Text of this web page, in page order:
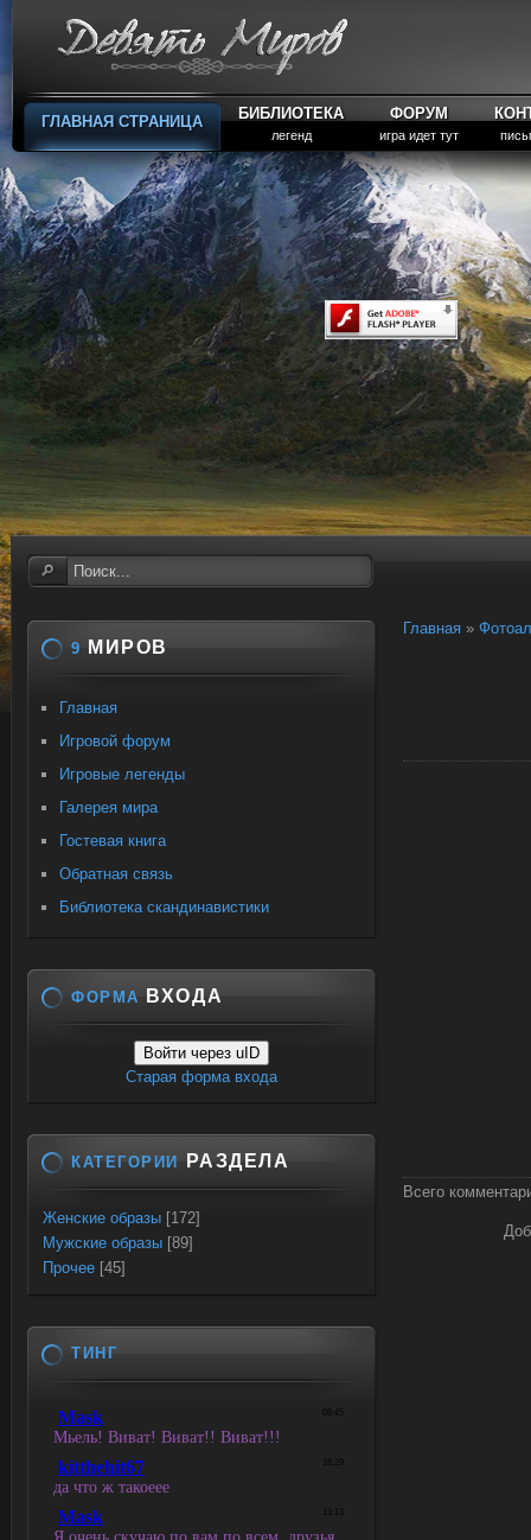
ГЛАВНАЯ СТРАНИЦА БИБЛИОТЕКА
легенд
ФОРУМ
игра идет тут
Главная »
Всего
9 МИРОВ
Главная
Игровой форум
Игровые легенды
Галерея мира
Гостевая книга
Обратная связь
Библиотека скандинавистики
ФОРМА ВХОДА
Войти через uID
Старая форма входа
КАТЕГОРИИ РАЗДЕЛА
Женские образы [172]
Мужские образы [89]
Прочее [45]
ТИНГ